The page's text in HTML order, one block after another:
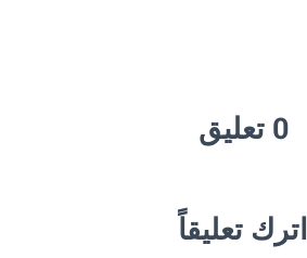
0 تعليق
اترك تعليقاً